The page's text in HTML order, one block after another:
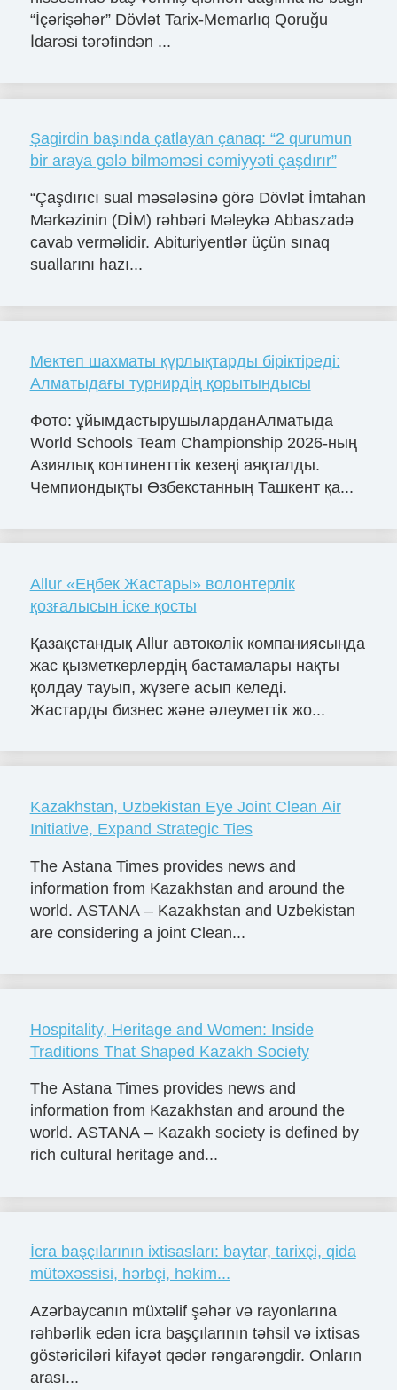
“İçərişəhər” Dövlət Tarix-Memarlıq Qoruğu
İdarəsi tərəfindən ...
Şagirdin başında çatlayan çanaq: “2 qurumun
bir araya gələ bilməməsi cəmiyyəti çaşdırır”
“Çaşdırıcı sual məsələsinə görə Dövlət İmtahan
Mərkəzinin (DİM) rəhbəri Məleykə Abbaszadə
cavab verməlidir. Abituriyentlər üçün sınaq
suallarını hazı...
Мектеп шахматы құрлықтарды біріктіреді:
Алматыдағы турнирдің қорытындысы
Фото: ұйымдастырушыларданАлматыда
World Schools Team Championship 2026-ның
Азиялық континенттік кезеңі аяқталды.
Чемпиондықты Өзбекстанның Ташкент қа...
Allur «Еңбек Жастары» волонтерлік
қозғалысын іске қосты
Қазақстандық Allur автокөлік компаниясында
жас қызметкерлердің бастамалары нақты
қолдау тауып, жүзеге асып келеді.
Жастарды бизнес және әлеуметтік жо...
Kazakhstan, Uzbekistan Eye Joint Clean Air
Initiative, Expand Strategic Ties
The Astana Times provides news and
information from Kazakhstan and around the
world. ASTANA – Kazakhstan and Uzbekistan
are considering a joint Clean...
Hospitality, Heritage and Women: Inside
Traditions That Shaped Kazakh Society
The Astana Times provides news and
information from Kazakhstan and around the
world. ASTANA – Kazakh society is defined by
rich cultural heritage and...
İcra başçılarının ixtisasları: baytar, tarixçi, qida
mütəxəssisi, hərbçi, həkim...
Azərbaycanın müxtəlif şəhər və rayonlarına
rəhbərlik edən icra başçılarının təhsil və ixtisas
göstəriciləri kifayət qədər rəngarəngdir. Onların
arası...